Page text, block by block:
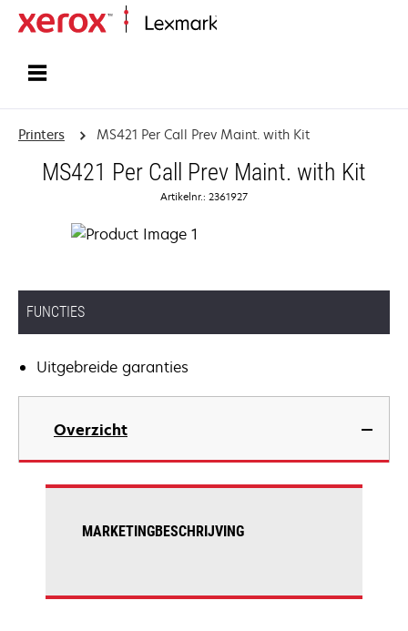
Printers MS421 Per Call Prev Maint. with Kit
MS421 Per Call Prev Maint. with Kit
Artikelnr.: 2361927
FUNCTIES
Uitgebreide garanties
Overzicht
MARKETINGBESCHRIJVING